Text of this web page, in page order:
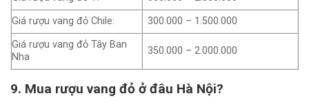
Giá rượu vang đỏ Chile:
300.000 – 1.500.000
Giá rượu vang đỏ Tây Ban
Nha
350.000 – 2.000.000
9. Mua rượu vang đỏ ở đâu Hà Nội?